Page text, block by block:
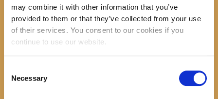
may combine it with other information that you’ve
provided to them or that they’ve collected from your use
of their services. You consent to our cookies if you
continue to use our website.
Selection
Necessary
recent posts
Promocija zbirke pjesama "Iz staračkog domau